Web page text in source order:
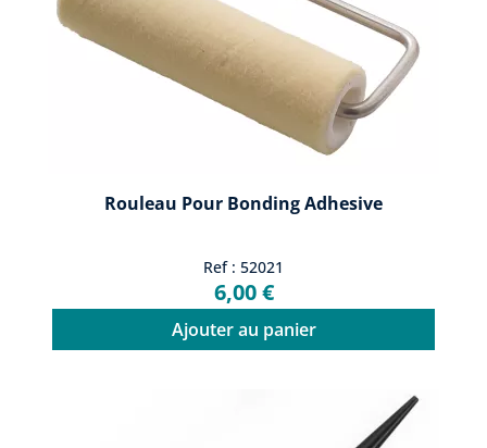
Rouleau Pour Bonding Adhesive
Ref : 52021
6,00 €
Ajouter au panier